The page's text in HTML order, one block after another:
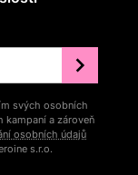
svých osobních
kampaní a zároveň
osobních údajů
s.r.o.